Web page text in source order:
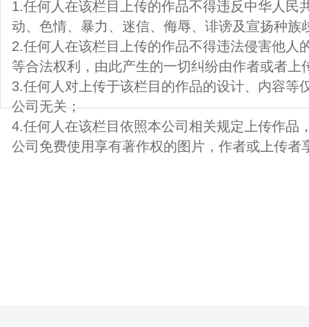
1.任何人在该栏目上传的作品不得违反中华人民
动、色情、暴力、迷信、侮辱、诽谤及宣扬种族
2.任何人在该栏目上传的作品不得违法侵害他人
等合法权利，由此产生的一切纠纷由作者或者上
3.任何人对上传于该栏目的作品的设计、内容等
公司无关；
4.任何人在该栏目依照本公司相关规定上传作品
公司免费使用享有著作权的图片，作者或上传者